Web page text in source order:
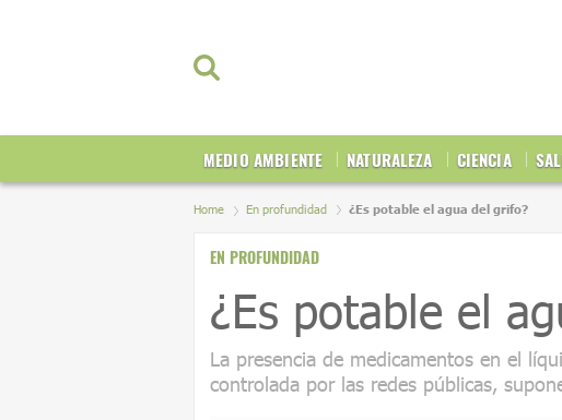
MEDIO AMBIENTE NATURALEZA CIENCIA
Home En profundidad ¿Es potable el agua del grifo?
EN PROFUNDIDAD
¿Es potable el
La presencia de medicamentos en el
controlada por las redes públicas,